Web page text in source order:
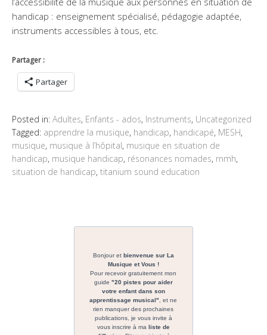
handicap : enseignement spécialisé, pédagogie adaptée,
instruments accessibles à tous, etc.
Partager :
Partager
Posted in: Adultes, Enfants - ados, Instruments, Uncategorized
Tagged: apprendre la musique, handicap, handicapé, MESH,
musique, musique à l’hôpital, musique en situation de
handicap, musique handicap, résonances nomades, rnmh,
situation de handicap, titanium sound education